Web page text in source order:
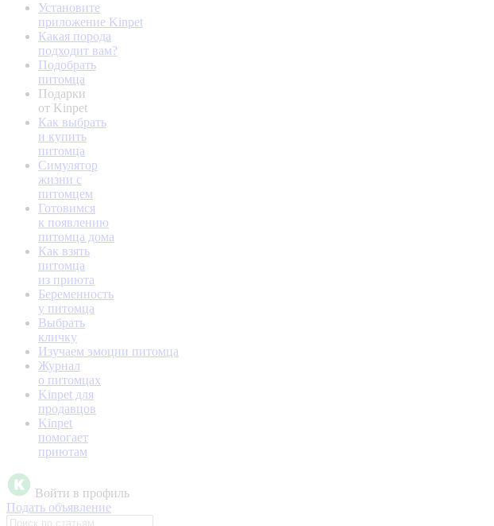
Установите
приложение Kinpet
Какая порода
подходит вам?
Подобрать
питомца
Подарки
от Kinpet
Как выбрать
и купить
питомца
Симулятор
жизни с
питомцем
Готовимся
к появлению
питомца дома
Как взять
питомца
из приюта
Беременность
у питомца
Выбрать
кличку
Изучаем эмоции питомца
Журнал
о питомцах
Kinpet для
продавцов
Kinpet
помогает
приютам
Войти в профиль
Подать объявление